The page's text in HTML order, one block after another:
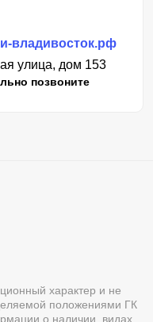
владивосток.рф
улица, дом 153
позвоните
характер и не
положениями ГК
о наличии, видах,